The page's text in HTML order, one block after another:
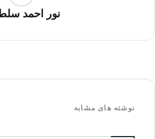
نور احمد
نوشته های مشابه